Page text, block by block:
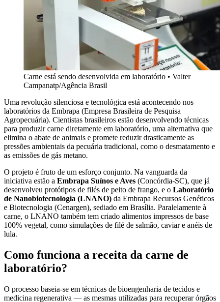
Carne está sendo desenvolvida em laboratório • Valter
Campanatp/Agência Brasil
Uma revolução silenciosa e tecnológica está acontecendo nos
laboratórios da Embrapa (Empresa Brasileira de Pesquisa
Agropecuária). Cientistas brasileiros estão desenvolvendo técnicas
para produzir carne diretamente em laboratório, uma alternativa que
elimina o abate de animais e promete reduzir drasticamente as
pressões ambientais da pecuária tradicional, como o desmatamento e
as emissões de gás metano.
O projeto é fruto de um esforço conjunto. Na vanguarda da
iniciativa estão a Embrapa Suínos e Aves (Concórdia-SC), que já
desenvolveu protótipos de filés de peito de frango, e o Laboratório
de Nanobiotecnologia (LNANO) da Embrapa Recursos Genéticos
e Biotecnologia (Cenargen), sediado em Brasília. Paralelamente à
carne, o LNANO também tem criado alimentos impressos de base
100% vegetal, como simulações de filé de salmão, caviar e anéis de
lula.
Como funciona a receita da carne de
laboratório?
O processo baseia-se em técnicas de bioengenharia de tecidos e
medicina regenerativa — as mesmas utilizadas para recuperar órgãos